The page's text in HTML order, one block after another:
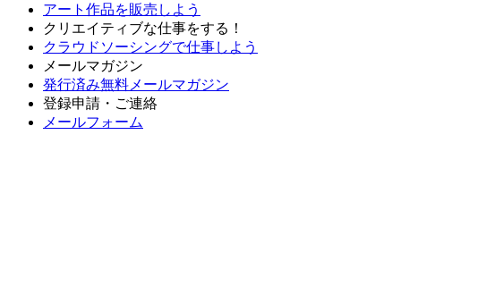
アート作品を販売しよう
クリエイティブな仕事をする！
クラウドソーシングで仕事しよう
メールマガジン
発行済み無料メールマガジン
登録申請・ご連絡
メールフォーム